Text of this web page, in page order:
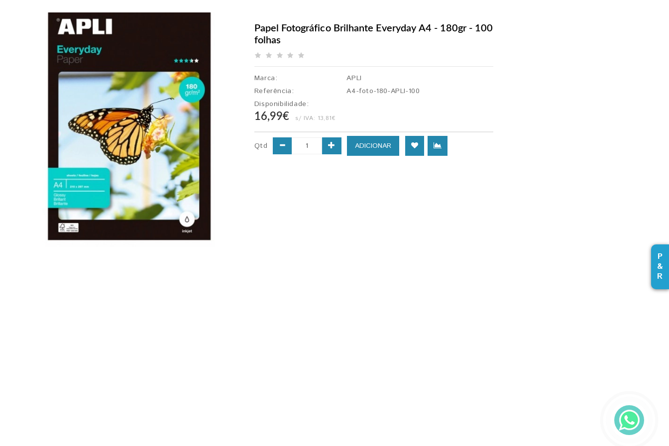
Papel Fotográfico Brilhante Everyday A4 - 180gr - 100
folhas
Marca:
APLI
Referência:
A4-foto-180-APLI-100
Disponibilidade:
16,99€ s/ IVA: 13,81€
Qtd ADICIONAR
P
&
R